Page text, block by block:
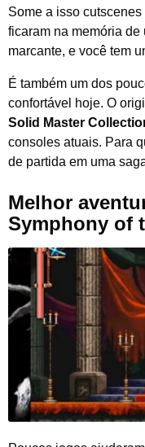
Some a isso
ficaram na memória
marcante, e você tem
É também um dos
confortável hoje. O
Solid Master
consoles atuais. Para
de partida em uma
Melhor
Symphony of